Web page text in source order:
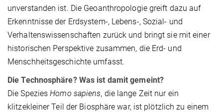
unverstanden ist. Die Geoanthropologie greift dazu auf
Erkenntnisse der Erdsystem-, Lebens-, Sozial- und
Verhaltenswissenschaften zurück und bringt sie mit einer
historischen Perspektive zusammen, die Erd- und
Menschheitsgeschichte umfasst.
Die Technosphäre? Was ist damit gemeint?
Die SpeziesHomo sapiens, die lange Zeit nur ein
klitzekleiner Teil der Biosphäre war, ist plötzlich zu einem